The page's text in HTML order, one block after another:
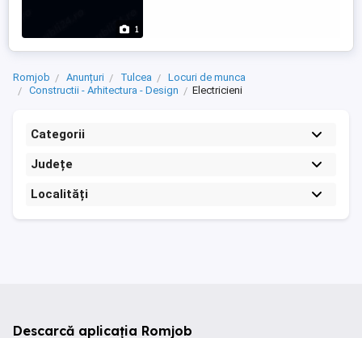
1
Romjob Anunțuri Tulcea
Locuri de munca
Constructii - Arhitectura - Design
Electricieni
Categorii
Județe
Localități
Descarcă aplicația Romjob